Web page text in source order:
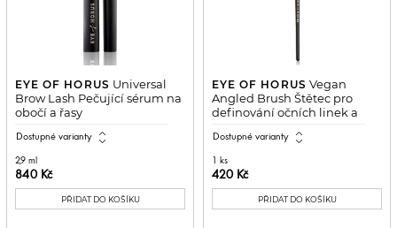
EYE OF HORUS Universal
Brow Lash Pečující sérum na
obočí a řasy
Dostupné varianty expand_all
2,9 ml
840 Kč
PŘIDAT DO KOŠÍKU
EYE OF HORUS Vegan
Angled Brush Štětec pro
definování očních linek a
Dostupné varianty expand_all
1 ks
420 Kč
PŘIDAT DO KOŠÍKU